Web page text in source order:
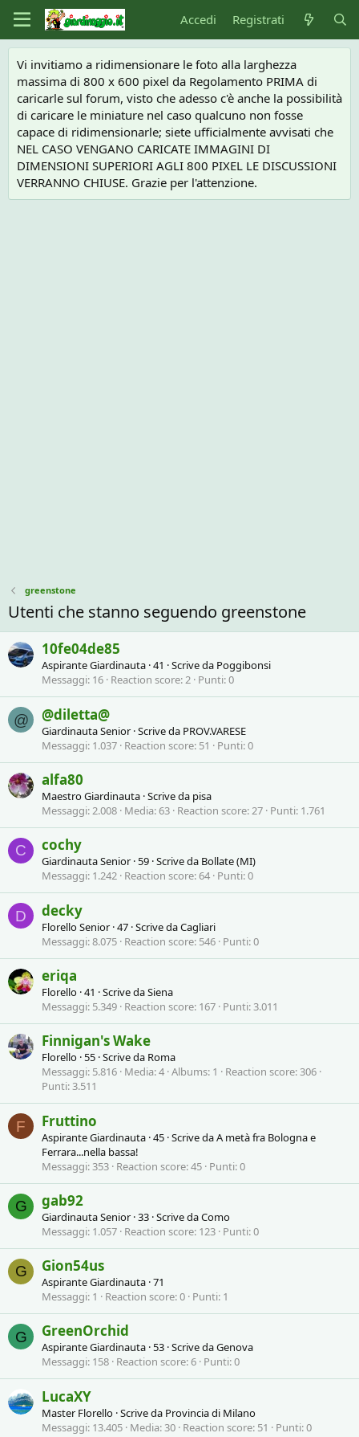
Accedi Registrati
Vi invitiamo a ridimensionare le foto alla larghezza
massima di 800 x 600 pixel da Regolamento PRIMA di
caricarle sul forum, visto che adesso c'è anche la possibilità
di caricare le miniature nel caso qualcuno non fosse
capace di ridimensionarle; siete ufficialmente avvisati che
NEL CASO VENGANO CARICATE IMMAGINI DI
DIMENSIONI SUPERIORI AGLI 800 PIXEL LE DISCUSSIONI
VERRANNO CHIUSE. Grazie per l'attenzione.
greenstone
Utenti che stanno seguendo greenstone
10fe04de85
Aspirante Giardinauta ·41 ·Scrive da Poggibonsi
Messaggi 16 Reaction score 2 Punti 0
@ @diletta@
Giardinauta Senior ·Scrive da PROV.VARESE
Messaggi 1.037 Reaction score 51 Punti 0
alfa80
Maestro Giardinauta ·Scrive da pisa
Messaggi 2.008 Media 63 Reaction score 27 Punti 1.761
C cochy
Giardinauta Senior ·59 ·Scrive da Bollate (MI)
Messaggi 1.242 Reaction score 64 Punti 0
D decky
Florello Senior ·47 ·Scrive daCagliari
Messaggi 8.075 Reaction score 546 Punti 0
eriqa
Florello ·41 ·Scrive daSiena
Messaggi 5.349 Reaction score 167 Punti 3.011
Finnigan's Wake
Florello ·55 ·Scrive da Roma
Messaggi 5.816 Media 4 Albums 1 Reaction score 306
Punti 3.511
F Fruttino
Aspirante Giardinauta ·45 ·Scrive daA metà fra Bologna e
Ferrara...nella bassa!
Messaggi 353 Reaction score 45 Punti 0
G gab92
Giardinauta Senior ·33 ·Scrive daComo
Messaggi 1.057 Reaction score 123 Punti 0
G Gion54us
Aspirante Giardinauta ·71
Messaggi 1 Reaction score 0 Punti 1
G GreenOrchid
Aspirante Giardinauta ·53 ·Scrive daGenova
Messaggi 158 Reaction score 6 Punti 0
LucaXY
Master Florello ·Scrive da Provincia di Milano
Messaggi 13.405 Media 30 Reaction score 51 Punti 0